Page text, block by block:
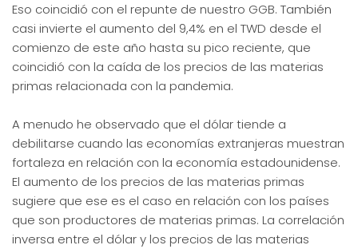
Eso coincidió con el repunte de nuestro GGB. También
casi invierte el aumento del 9,4% en el TWD desde el
comienzo de este año hasta su pico reciente, que
coincidió con la caída de los precios de las materias
primas relacionada con la pandemia.
A menudo he observado que el dólar tiende a
debilitarse cuando las economías extranjeras muestran
fortaleza en relación con la economía estadounidense.
El aumento de los precios de las materias primas
sugiere que ese es el caso en relación con los países
que son productores de materias primas. La correlación
inversa entre el dólar y los precios de las materias